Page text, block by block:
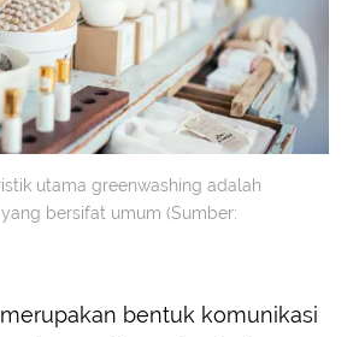
utama greenwashing adalah
bersifat umum (Sumber:
bentuk komunikasi